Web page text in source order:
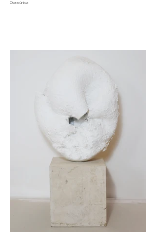
Obra única